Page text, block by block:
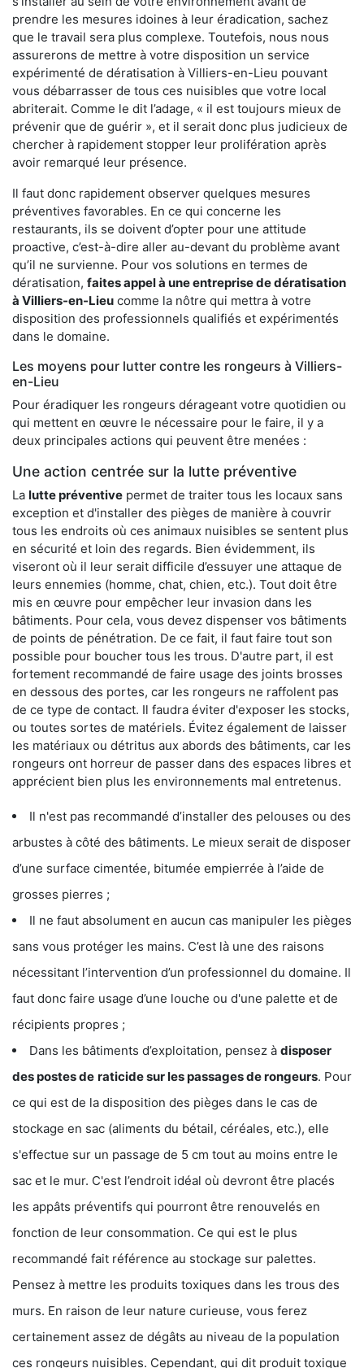
prendre les mesures idoines à leur éradication, sachez
que le travail sera plus complexe. Toutefois, nous nous
assurerons de mettre à votre disposition un service
expérimenté de dératisation à Villiers-en-Lieu pouvant
vous débarrasser de tous ces nuisibles que votre local
abriterait. Comme le dit l’adage, « il est toujours mieux de
prévenir que de guérir », et il serait donc plus judicieux de
chercher à rapidement stopper leur prolifération après
avoir remarqué leur présence.
Il faut donc rapidement observer quelques mesures
préventives favorables. En ce qui concerne les
restaurants, ils se doivent d’opter pour une attitude
proactive, c’est-à-dire aller au-devant du problème avant
qu’il ne survienne. Pour vos solutions en termes de
dératisation, faites appel à une entreprise de dératisation
à Villiers-en-Lieu comme la nôtre qui mettra à votre
disposition des professionnels qualifiés et expérimentés
dans le domaine.
Les moyens pour lutter contre les rongeurs à Villiers-
en-Lieu
Pour éradiquer les rongeurs dérageant votre quotidien ou
qui mettent en œuvre le nécessaire pour le faire, il y a
deux principales actions qui peuvent être menées :
Une action centrée sur la lutte préventive
La lutte préventive permet de traiter tous les locaux sans
exception et d'installer des pièges de manière à couvrir
tous les endroits où ces animaux nuisibles se sentent plus
en sécurité et loin des regards. Bien évidemment, ils
viseront où il leur serait difficile d’essuyer une attaque de
leurs ennemies (homme, chat, chien, etc.). Tout doit être
mis en œuvre pour empêcher leur invasion dans les
bâtiments. Pour cela, vous devez dispenser vos bâtiments
de points de pénétration. De ce fait, il faut faire tout son
possible pour boucher tous les trous. D'autre part, il est
fortement recommandé de faire usage des joints brosses
en dessous des portes, car les rongeurs ne raffolent pas
de ce type de contact. Il faudra éviter d'exposer les stocks,
ou toutes sortes de matériels. Évitez également de laisser
les matériaux ou détritus aux abords des bâtiments, car les
rongeurs ont horreur de passer dans des espaces libres et
apprécient bien plus les environnements mal entretenus.
Il n'est pas recommandé d’installer des pelouses ou des
arbustes à côté des bâtiments. Le mieux serait de disposer
d’une surface cimentée, bitumée empierrée à l’aide de
grosses pierres ;
Il ne faut absolument en aucun cas manipuler les pièges
sans vous protéger les mains. C’est là une des raisons
nécessitant l’intervention d’un professionnel du domaine. Il
faut donc faire usage d’une louche ou d'une palette et de
récipients propres ;
Dans les bâtiments d’exploitation, pensez à disposer
des postes de raticide sur les passages de rongeurs. Pour
ce qui est de la disposition des pièges dans le cas de
stockage en sac (aliments du bétail, céréales, etc.), elle
s'effectue sur un passage de 5 cm tout au moins entre le
sac et le mur. C'est l’endroit idéal où devront être placés
les appâts préventifs qui pourront être renouvelés en
fonction de leur consommation. Ce qui est le plus
recommandé fait référence au stockage sur palettes.
Pensez à mettre les produits toxiques dans les trous des
murs. En raison de leur nature curieuse, vous ferez
certainement assez de dégâts au niveau de la population
ces rongeurs nuisibles. Cependant, qui dit produit toxique